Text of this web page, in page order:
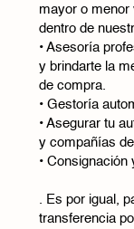
mayor o menor
dentro de
• Asesoría
y brindarte la
de compra.
• Gestoría
• Asegurar tu
y compañías
•
. Es por igual,
transferencia